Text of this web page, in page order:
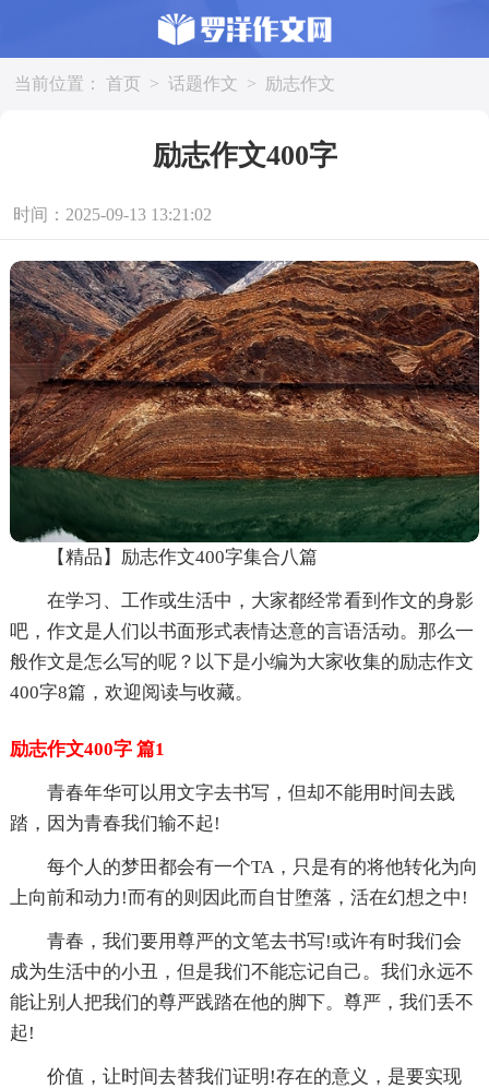
当前位置： 首页 > 话题作文 > 励志作文
励志作文400字
时间：2025-09-13 13:21:02
【精品】励志作文400字集合八篇
在学习、工作或生活中，大家都经常看到作文的身影
吧，作文是人们以书面形式表情达意的言语活动。那么一
般作文是怎么写的呢？以下是小编为大家收集的励志作文
400字8篇，欢迎阅读与收藏。
励志作文400字 篇1
青春年华可以用文字去书写，但却不能用时间去践
踏，因为青春我们输不起!
每个人的梦田都会有一个TA，只是有的将他转化为向
上向前和动力!而有的则因此而自甘堕落，活在幻想之中!
青春，我们要用尊严的文笔去书写!或许有时我们会
成为生活中的小丑，但是我们不能忘记自己。我们永远不
能让别人把我们的尊严践踏在他的脚下。尊严，我们丢不
起!
价值，让时间去替我们证明!存在的意义，是要实现